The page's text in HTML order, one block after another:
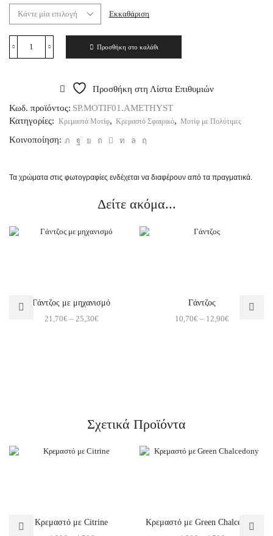
Εκκαθάριση
Προσθήκη στο καλάθι
Προσθήκη στη Λίστα Επιθυμιών
Κωδ. προϊόντος: SP.MOTIF01.AMETHYST
Κατηγορίες: Κρεμαστά Μοτίφ, Κρεμαστό Σφαιρικό, Μοτίφ με Πολύτιμες
Κοινοποίηση:
Τα χρώματα στις φωτογραφίες ενδέχεται να διαφέρουν από τα πραγματικά.
Δείτε ακόμα...
Γάντζος με μηχανισμό
21,70€ – 25,30€
Γάντζος
10,70€ – 12,90€
Σχετικά Προϊόντα
Κρεμαστό με Citrine
Κρεμαστό με Green Chalcedony